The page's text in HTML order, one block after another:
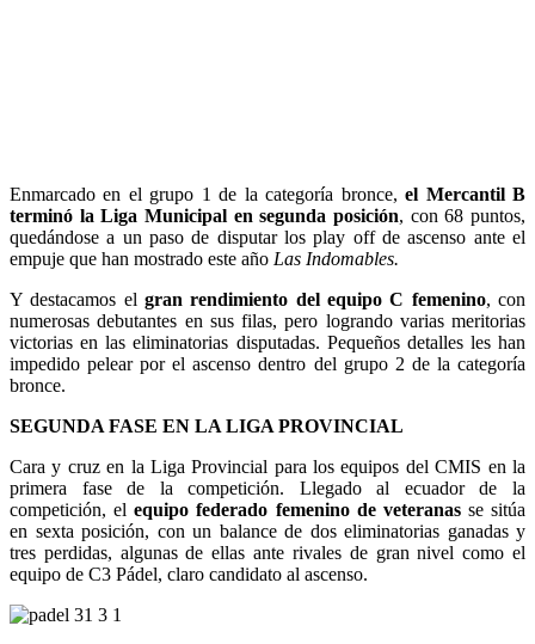
Enmarcado en el grupo 1 de la categoría bronce,el Mercantil B
terminó la Liga Municipal en segunda posición, con 68 puntos,
quedándose a un paso de disputar los play off de ascenso ante el
empuje que han mostrado este año Las Indomables.
Y destacamos el gran rendimiento del equipo C femenino, con
numerosas debutantes en sus filas, pero logrando varias meritorias
victorias en las eliminatorias disputadas. Pequeños detalles les han
impedido pelear por el ascenso dentro del grupo 2 de la categoría
bronce.
SEGUNDA FASE EN LA LIGA PROVINCIAL
Cara y cruz en la Liga Provincial para los equipos del CMIS en la
primera fase de la competición. Llegado al ecuador de la
competición, elequipo federado femenino de veteranasse sitúa
en sexta posición, con un balance de dos eliminatorias ganadas y
tres perdidas, algunas de ellas ante rivales de gran nivel como el
equipo de C3 Pádel, claro candidato al ascenso.